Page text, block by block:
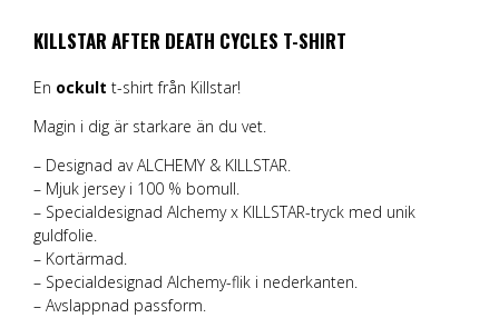
KILLSTAR AFTER DEATH CYCLES T-SHIRT
En ockult t-shirt från Killstar!
Magin i dig är starkare än du vet.
– Designad av ALCHEMY & KILLSTAR.
– Mjuk jersey i 100 % bomull.
– Specialdesignad Alchemy x KILLSTAR-tryck med unik
guldfolie.
– Kortärmad.
– Specialdesignad Alchemy-flik i nederkanten.
– Avslappnad passform.